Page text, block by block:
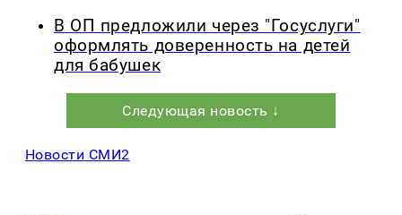
В ОП предложили через "Госуслуги"
оформлять доверенность на детей
для бабушек
Следующая новость ↓
Новости СМИ2